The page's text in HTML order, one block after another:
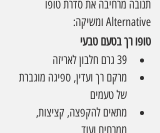
תנובה מרחיבה את סדרת טופו
Alternative ומשיקה:
טופו רך בטעם טבעי
39 גרם חלבון לאריזה
מרקם רך ועדין, ספיגה מוגברת
של טעמים
מתאים להקפצה, קציצות,
ממרחים ועוד